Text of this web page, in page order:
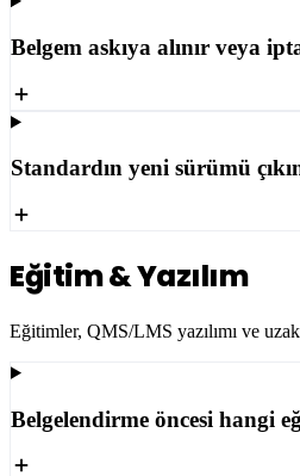
Belgem askıya alınır veya
Standardın yeni sürümü
Eğitim & Yazılım
Eğitimler, QMS/LMS yazılımı ve
Belgelendirme öncesi hangi